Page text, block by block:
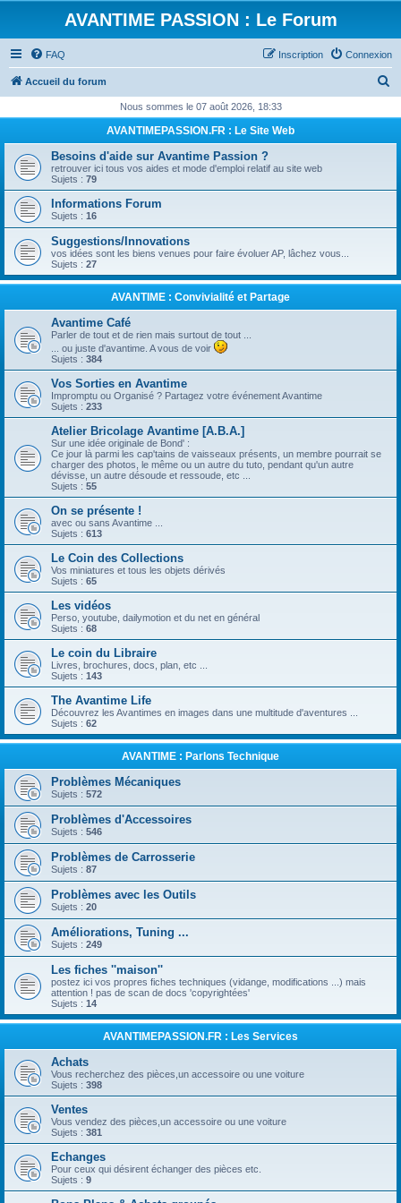
AVANTIME PASSION : Le Forum
FAQ Connexion
Inscription
Accueil du forum
h
r
h
r
Nous sommes le 07 août 2026, 18:33
AVANTIMEPASSION.FR : Le Site Web
Besoins d'aide sur Avantime Passion ?
retrouver ici tous vos aides et mode d'emploi relatif au site web
Sujets : 79
Informations Forum
Sujets : 16
Suggestions/Innovations
vos idées sont les biens venues pour faire évoluer AP, lâchez vous...
Sujets : 27
AVANTIME : Convivialité et Partage
Avantime Café
Parler de tout et de rien mais surtout de tout ...
... ou juste d'avantime. A vous de voir
Sujets : 384
Vos Sorties en Avantime
Impromptu ou Organisé ? Partagez votre événement Avantime
Sujets : 233
Atelier Bricolage Avantime [A.B.A.]
Sur une idée originale de Bond' :
Ce jour là parmi les cap'tains de vaisseaux présents, un membre pourrait se
charger des photos, le même ou un autre du tuto, pendant qu'un autre
dévisse, un autre désoude et ressoude, etc ...
Sujets : 55
On se présente !
avec ou sans Avantime ...
Sujets : 613
Le Coin des Collections
Vos miniatures et tous les objets dérivés
Sujets : 65
Les vidéos
Perso, youtube, dailymotion et du net en général
Sujets : 68
Le coin du Libraire
Livres, brochures, docs, plan, etc ...
Sujets : 143
The Avantime Life
Découvrez les Avantimes en images dans une multitude d'aventures ...
Sujets : 62
AVANTIME : Parlons Technique
Problèmes Mécaniques
Sujets : 572
Problèmes d'Accessoires
Sujets : 546
Problèmes de Carrosserie
Sujets : 87
Problèmes avec les Outils
Sujets : 20
Améliorations, Tuning ...
Sujets : 249
Les fiches ''maison''
postez ici vos propres fiches techniques (vidange, modifications ...) mais
attention ! pas de scan de docs 'copyrightées'
Sujets : 14
AVANTIMEPASSION.FR : Les Services
Achats
Vous recherchez des pièces,un accessoire ou une voiture
Sujets : 398
Ventes
Vous vendez des pièces,un accessoire ou une voiture
Sujets : 381
Echanges
Pour ceux qui désirent échanger des pièces etc.
Sujets : 9